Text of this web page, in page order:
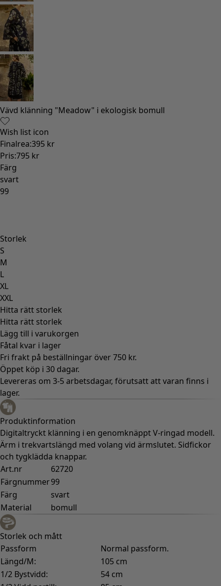
Lantlig inredning
Rolig inredning
Färgglad inredning
Blommig inredning
Natur
Bohemisk inredning
Skandinavisk inredning
Mysig inredning